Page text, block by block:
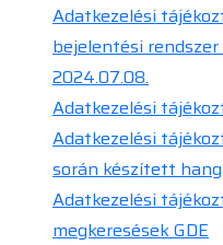
Adatkezelési
bejelentési
2024.07.08.
Adatkezelési
Adatkezelési
során készített
Adatkezelési
megkeresések GDE